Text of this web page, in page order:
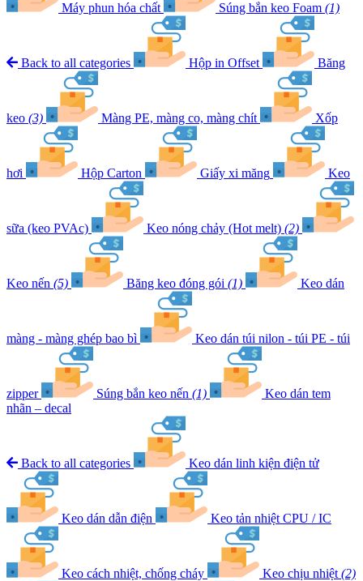
Máy phun hóa chất Súng bắn keo Foam (1)
Back to all categories Hộp in Offset Băng
keo (3) Màng PE, màng co, màng chít Xốp
hơi Hộp Carton Giấy xi măng Keo
sữa (keo PVAc) Keo nóng chảy (Hot melt) (2)
Keo nến (5) Băng keo đóng gói (1) Keo dán
màng - màng ghép bao bì Keo dán túi nilon - túi PE - túi
zipper Súng bắn keo nến (1)
Keo dán tem
nhãn – decal
Back to all categories Keo dán linh kiện điện tử
Keo dán dẫn điện Keo tản nhiệt CPU / IC
Keo cách nhiệt, chống cháy Keo chịu nhiệt (2)